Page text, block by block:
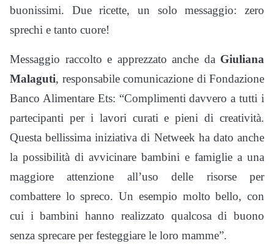
buonissimi. Due ricette, un solo messaggio: zero
sprechi e tanto cuore!
Messaggio raccolto e apprezzato anche da Giuliana
Malaguti, responsabile comunicazione di Fondazione
Banco Alimentare Ets: “Complimenti davvero a tutti i
partecipanti per i lavori curati e pieni di creatività.
Questa bellissima iniziativa di Netweek ha dato anche
la possibilità di avvicinare bambini e famiglie a una
maggiore attenzione all’uso delle risorse per
combattere lo spreco. Un esempio molto bello, con
cui i bambini hanno realizzato qualcosa di buono
senza sprecare per festeggiare le loro mamme”.